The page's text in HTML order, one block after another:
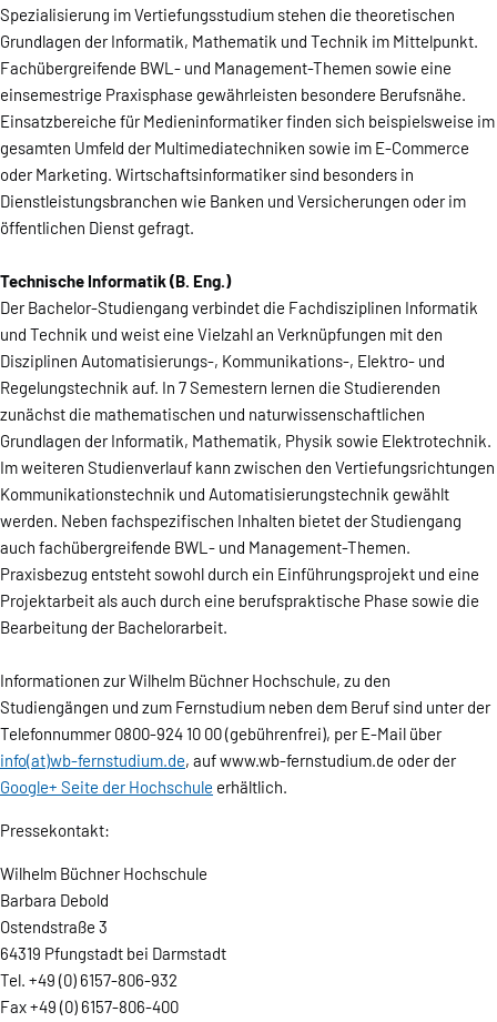
Spezialisierung im Vertiefungsstudium stehen die theoretischen
Grundlagen der Informatik, Mathematik und Technik im Mittelpunkt.
Fachübergreifende BWL- und Management-Themen sowie eine
einsemestrige Praxisphase gewährleisten besondere Berufsnähe.
Einsatzbereiche für Medieninformatiker finden sich beispielsweise im
gesamten Umfeld der Multimediatechniken sowie im E-Commerce
oder Marketing. Wirtschaftsinformatiker sind besonders in
Dienstleistungsbranchen wie Banken und Versicherungen oder im
öffentlichen Dienst gefragt.
Technische Informatik (B. Eng.)
Der Bachelor-Studiengang verbindet die Fachdisziplinen Informatik
und Technik und weist eine Vielzahl an Verknüpfungen mit den
Disziplinen Automatisierungs-, Kommunikations-, Elektro- und
Regelungstechnik auf. In 7 Semestern lernen die Studierenden
zunächst die mathematischen und naturwissenschaftlichen
Grundlagen der Informatik, Mathematik, Physik sowie Elektrotechnik.
Im weiteren Studienverlauf kann zwischen den Vertiefungsrichtungen
Kommunikationstechnik und Automatisierungstechnik gewählt
werden. Neben fachspezifischen Inhalten bietet der Studiengang
auch fachübergreifende BWL- und Management-Themen.
Praxisbezug entsteht sowohl durch ein Einführungsprojekt und eine
Projektarbeit als auch durch eine berufspraktische Phase sowie die
Bearbeitung der Bachelorarbeit.
Informationen zur Wilhelm Büchner Hochschule, zu den
Studiengängen und zum Fernstudium neben dem Beruf sind unter der
Telefonnummer 0800-924 10 00 (gebührenfrei), per E-Mail über
info(at)wb-fernstudium.de, auf www.wb-fernstudium.de oder der
Google+ Seite der Hochschule erhältlich.
Pressekontakt:
Wilhelm Büchner Hochschule
Barbara Debold
Ostendstraße 3
64319 Pfungstadt bei Darmstadt
Tel. +49 (0) 6157-806-932
Fax +49 (0) 6157-806-400